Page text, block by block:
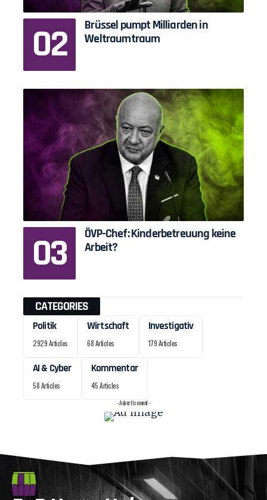
Brüssel pumpt Milliarden in
Weltraumtraum
ÖVP-Chef: Kinderbetreuung keine
Arbeit?
CATEGORIES
Politik
2929 Articles
Wirtschaft
68 Articles
Investigativ
179 Articles
AI & Cyber
58 Articles
Kommentar
45 Articles
- Advertisement -